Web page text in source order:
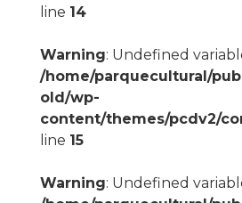
line 14
Warning: Undefined
/home/parquecultural/
old/wp-
content/themes/pcdv2/
line 15
Warning: Undefined